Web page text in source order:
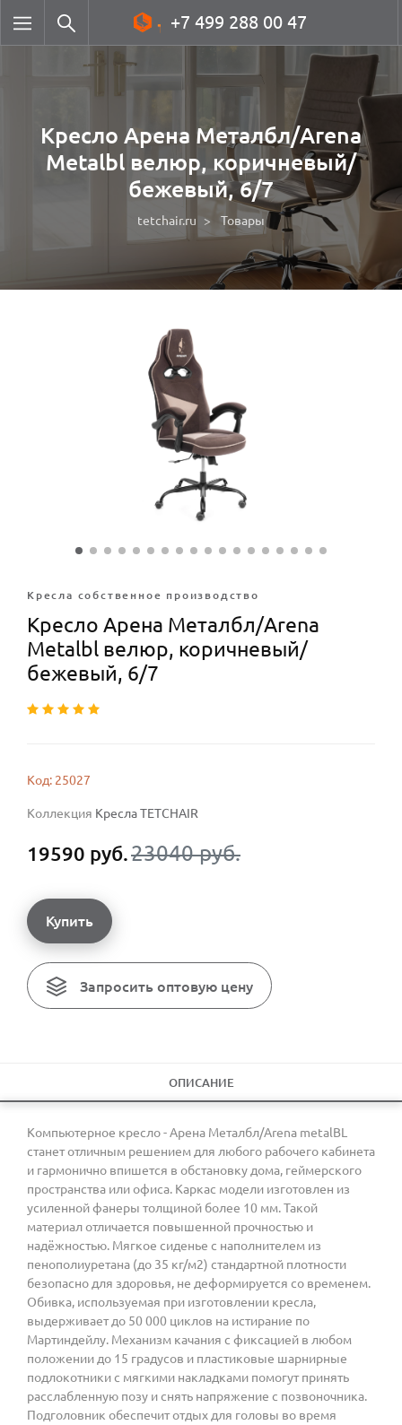
+7 499 288 00 47
Кресло Арена Металбл/Arena
Metalbl велюр, коричневый/
бежевый, 6/7
tetchair.ru Товары
Кресла собственное производство
Кресло Арена Металбл/Arena
Metalbl велюр, коричневый/
бежевый, 6/7
Код: 25027
Коллекция Кресла TETCHAIR
19590 руб.23040 руб.
Купить
Запросить оптовую цену
ОПИСАНИЕ
Компьютерное кресло - Арена Металбл/Arena metalBL
станет отличным решением для любого рабочего кабинета
и гармонично впишется в обстановку дома, геймерского
пространства или офиса. Каркас модели изготовлен из
усиленной фанеры толщиной более 10 мм. Такой
материал отличается повышенной прочностью и
надёжностью. Мягкое сиденье с наполнителем из
пенополиуретана (до 35 кг/м2) стандартной плотности
безопасно для здоровья, не деформируется со временем.
Обивка, используемая при изготовлении кресла,
выдерживает до 50 000 циклов на истирание по
Мартиндейлу. Механизм качания с фиксацией в любом
положении до 15 градусов и пластиковые шарнирные
подлокотники с мягкими накладками помогут принять
расслабленную позу и снять напряжение с позвоночника.
Подголовник обеспечит отдых для головы во время